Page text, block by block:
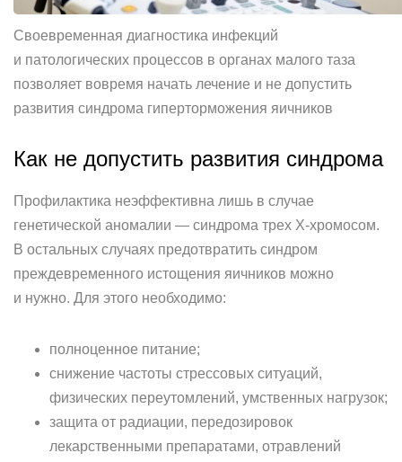
Своевременная диагностика инфекций
и патологических процессов в органах малого таза
позволяет вовремя начать лечение и не допустить
развития синдрома гиперторможения яичников
Как не допустить развития синдрома
Профилактика неэффективна лишь в случае
генетической аномалии — синдрома трех Х-хромосом.
В остальных случаях предотвратить синдром
преждевременного истощения яичников можно
и нужно. Для этого необходимо:
полноценное питание;
снижение частоты стрессовых ситуаций,
физических переутомлений, умственных нагрузок;
защита от радиации, передозировок
лекарственными препаратами, отравлений